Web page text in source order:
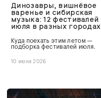
Динозавры, вишнёвое
варенье и сибирская
музыка: 12 фестивалей
июля в разных городах
Куда поехать этим летом —
подборка фестивалей июля.
10 июня 2026